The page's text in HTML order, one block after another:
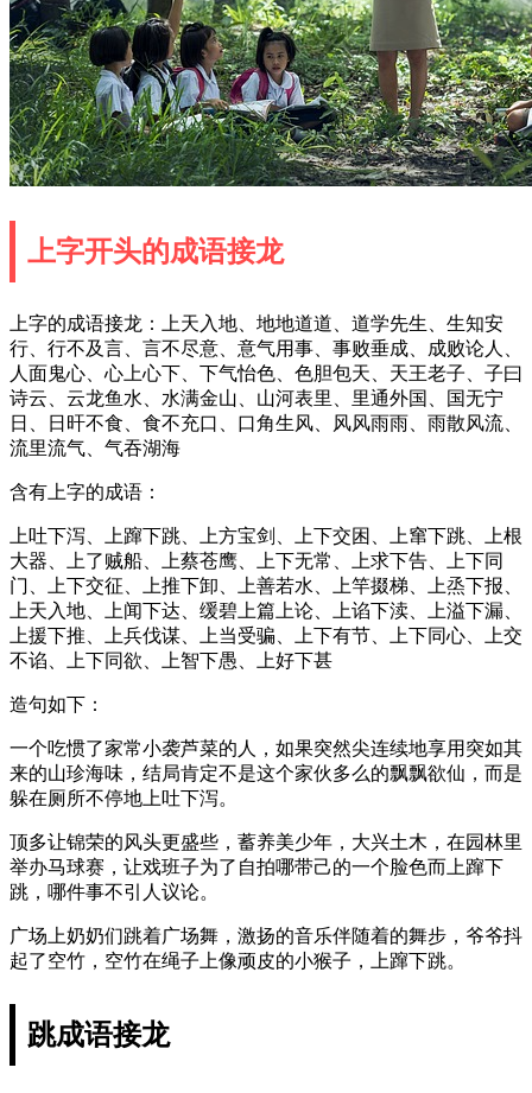
上字开头的成语接龙
上字的成语接龙：上天入地、地地道道、道学先生、生知安
行、行不及言、言不尽意、意气用事、事败垂成、成败论人、
人面鬼心、心上心下、下气怡色、色胆包天、天王老子、子曰
诗云、云龙鱼水、水满金山、山河表里、里通外国、国无宁
日、日旰不食、食不充口、口角生风、风风雨雨、雨散风流、
流里流气、气吞湖海
含有上字的成语：
上吐下泻、上蹿下跳、上方宝剑、上下交困、上窜下跳、上根
大器、上了贼船、上蔡苍鹰、上下无常、上求下告、上下同
门、上下交征、上推下卸、上善若水、上竿掇梯、上烝下报、
上天入地、上闻下达、缓碧上篇上论、上谄下渎、上溢下漏、
上援下推、上兵伐谋、上当受骗、上下有节、上下同心、上交
不谄、上下同欲、上智下愚、上好下甚
造句如下：
一个吃惯了家常小袭芦菜的人，如果突然尖连续地享用突如其
来的山珍海味，结局肯定不是这个家伙多么的飘飘欲仙，而是
躲在厕所不停地上吐下泻。
顶多让锦荣的风头更盛些，蓄养美少年，大兴土木，在园林里
举办马球赛，让戏班子为了自拍哪带己的一个脸色而上蹿下
跳，哪件事不引人议论。
广场上奶奶们跳着广场舞，激扬的音乐伴随着的舞步，爷爷抖
起了空竹，空竹在绳子上像顽皮的小猴子，上蹿下跳。
跳成语接龙